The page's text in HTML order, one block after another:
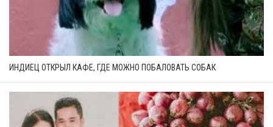
ИНДИЕЦ ОТКРЫЛ КАФЕ, ГДЕ МОЖНО ПОБАЛОВАТЬ СОБАК